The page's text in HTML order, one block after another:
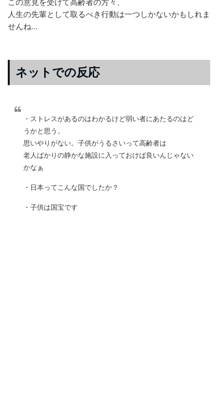
人生の先輩として取るべき行動は一つしかないかもしれま
せんね…
ネットでの反応
・ストレスがあるのはわかるけど弱い者にあたるのはど
うかと思う。
思いやりがない。子供がうるさいって高齢者は
老人ばかりの静かな施設に入っておけば良いんじゃない
かなぁ
・日本ってこんな国でしたか？
・子供は国宝です